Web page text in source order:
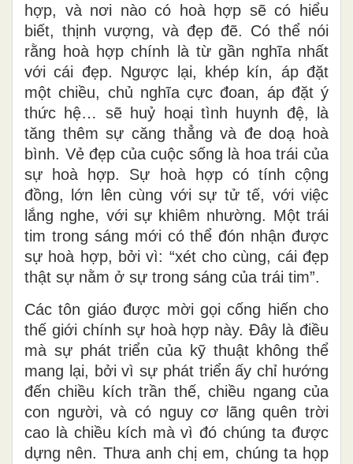
hợp, và nơi nào có hoà hợp sẽ có hiểu
biết, thịnh vượng, và đẹp đẽ. Có thể nói
rằng hoà hợp chính là từ gần nghĩa nhất
với cái đẹp. Ngược lại, khép kín, áp đặt
một chiều, chủ nghĩa cực đoan, áp đặt ý
thức hệ… sẽ huỷ hoại tình huynh đệ, là
tăng thêm sự căng thẳng và đe doạ hoà
bình. Vẻ đẹp của cuộc sống là hoa trái của
sự hoà hợp. Sự hoà hợp có tính cộng
đồng, lớn lên cùng với sự tử tế, với việc
lắng nghe, với sự khiêm nhường. Một trái
tim trong sáng mới có thể đón nhận được
sự hoà hợp, bởi vì: “xét cho cùng, cái đẹp
thật sự nằm ở sự trong sáng của trái tim”.
Các tôn giáo được mời gọi cống hiến cho
thế giới chính sự hoà hợp này. Đây là điều
mà sự phát triển của kỹ thuật không thể
mang lại, bởi vì sự phát triển ấy chỉ hướng
đến chiều kích trần thế, chiều ngang của
con người, và có nguy cơ lãng quên trời
cao là chiều kích mà vì đó chúng ta được
dựng nên. Thưa anh chị em, chúng ta họp